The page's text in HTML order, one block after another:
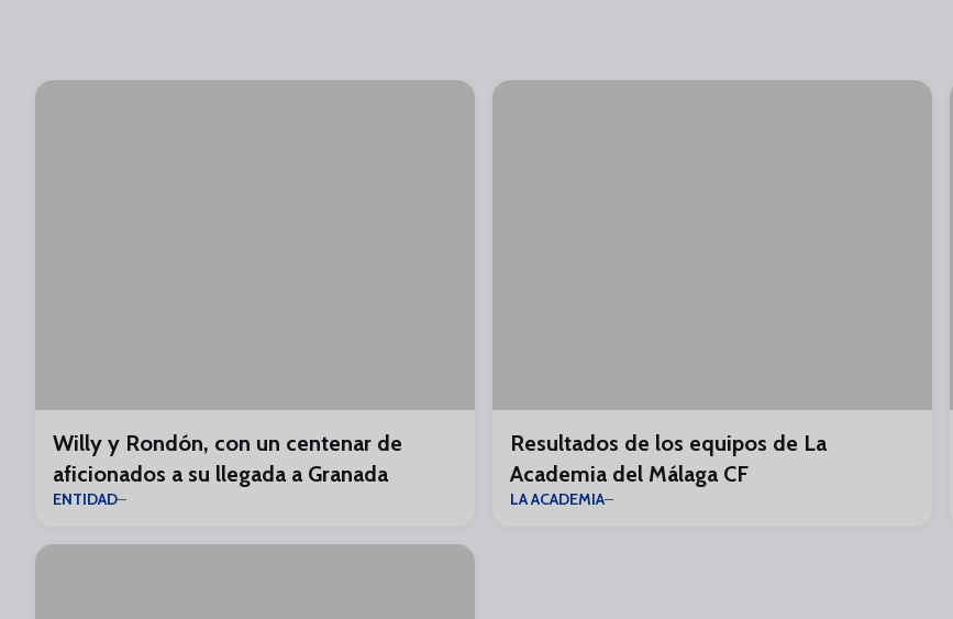
Willy y Rondón, con un centenar de
aficionados a su llegada a Granada
ENTIDAD
Resultados de los equipos de La
Academia del Málaga CF
LA ACADEMIA